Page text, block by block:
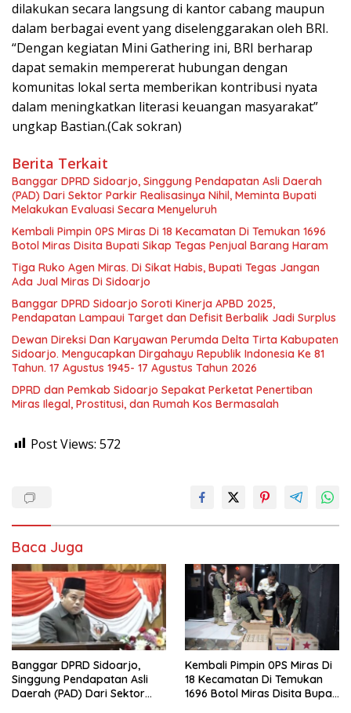
dilakukan secara langsung di kantor cabang maupun
dalam berbagai event yang diselenggarakan oleh BRI.
“Dengan kegiatan Mini Gathering ini, BRI berharap
dapat semakin mempererat hubungan dengan
komunitas lokal serta memberikan kontribusi nyata
dalam meningkatkan literasi keuangan masyarakat”
ungkap Bastian.(Cak sokran)
Berita Terkait
Banggar DPRD Sidoarjo, Singgung Pendapatan Asli Daerah
(PAD) Dari Sektor Parkir Realisasinya Nihil, Meminta Bupati
Melakukan Evaluasi Secara Menyeluruh
Kembali Pimpin 0PS Miras Di 18 Kecamatan Di Temukan 1696
Botol Miras Disita Bupati Sikap Tegas Penjual Barang Haram
Tiga Ruko Agen Miras. Di Sikat Habis, Bupati Tegas Jangan
Ada Jual Miras Di Sidoarjo
Banggar DPRD Sidoarjo Soroti Kinerja APBD 2025,
Pendapatan Lampaui Target dan Defisit Berbalik Jadi Surplus
Dewan Direksi Dan Karyawan Perumda Delta Tirta Kabupaten
Sidoarjo. Mengucapkan Dirgahayu Republik Indonesia Ke 81
Tahun. 17 Agustus 1945- 17 Agustus Tahun 2026
DPRD dan Pemkab Sidoarjo Sepakat Perketat Penertiban
Miras Ilegal, Prostitusi, dan Rumah Kos Bermasalah
Post Views: 572
Baca Juga
Banggar DPRD Sidoarjo,
Singgung Pendapatan Asli
Daerah (PAD) Dari Sektor
Kembali Pimpin 0PS Miras Di
18 Kecamatan Di Temukan
1696 Botol Miras Disita Bupati